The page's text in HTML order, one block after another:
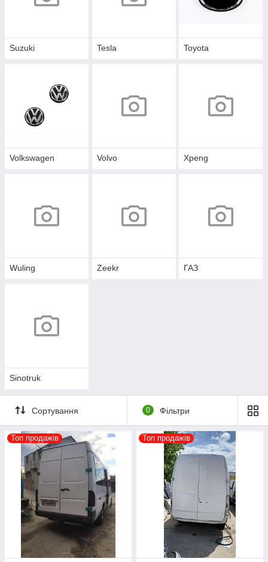
Suzuki Tesla Toyota
Volkswagen Volvo Xpeng
Wuling Zeekr ГАЗ
Sinotruk
Сортування 0 Фільтри
Топ продажів Топ продажів